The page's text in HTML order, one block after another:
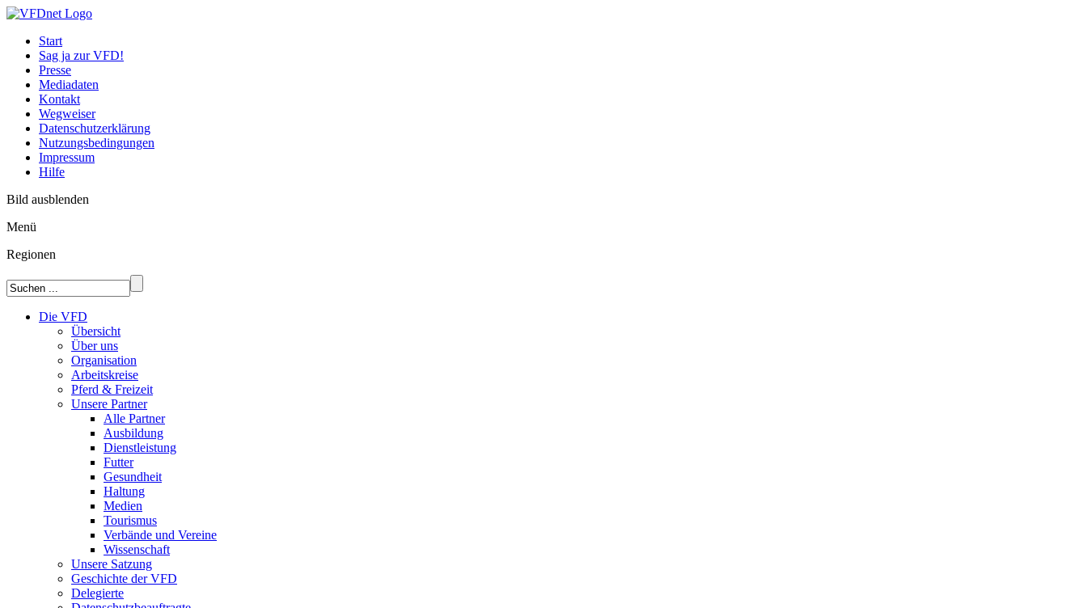
Start
Sag ja zur VFD!
Presse
Mediadaten
Kontakt
Wegweiser
Datenschutzerklärung
Nutzungsbedingungen
Impressum
Hilfe
Bild ausblenden
Menü
Regionen
Die VFD
Übersicht
Über uns
Organisation
Arbeitskreise
Pferd & Freizeit
Unsere Partner
Alle Partner
Ausbildung
Dienstleistung
Futter
Gesundheit
Haltung
Medien
Tourismus
Verbände und Vereine
Wissenschaft
Unsere Satzung
Geschichte der VFD
Delegierte